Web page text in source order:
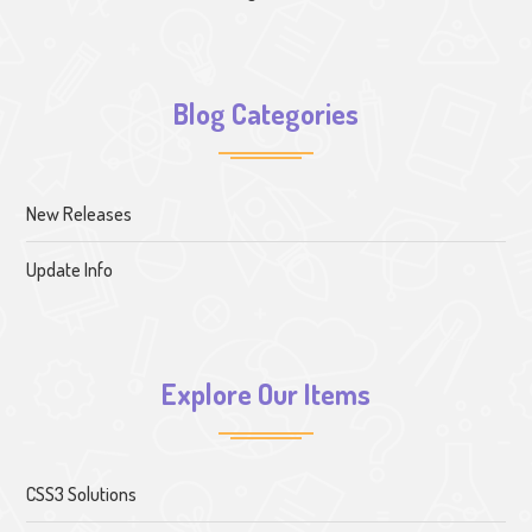
Blog Categories
New Releases
Update Info
Explore Our Items
CSS3 Solutions